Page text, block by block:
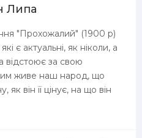
Липа
"Прохожалий" (1900 р)
є актуальні, як ніколи, а
відстоює за свою
живе наш народ, що
як він її цінує, на що він